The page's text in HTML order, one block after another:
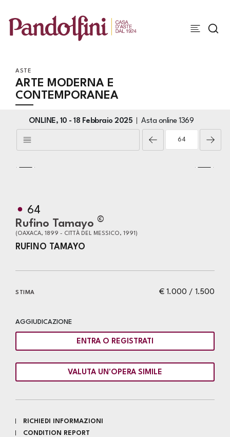
ASTE
ARTE MODERNA E
CONTEMPORANEA
ONLINE, 10 -18 Febbraio 2025 Asta online1369
64
Rufino Tamayo ©
(OAXACA, 1899 - CITTÀ DEL MESSICO, 1991)
RUFINO TAMAYO
€ 1.000 / 1.500
STIMA
AGGIUDICAZIONE
ENTRA O REGISTRATI
VALUTA UN'OPERA SIMILE
RICHIEDI INFORMAZIONI
CONDITION REPORT